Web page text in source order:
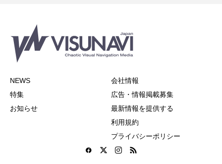
NEWS
特集
お知らせ
会社情報
広告・情報掲載募集
最新情報を提供する
利用規約
プライバシーポリシー